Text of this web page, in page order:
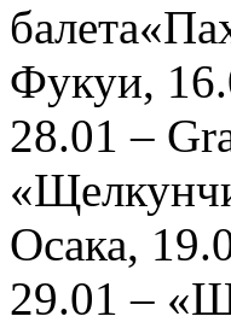
Фукуи,
28.01 –
Осака,
29.01 –